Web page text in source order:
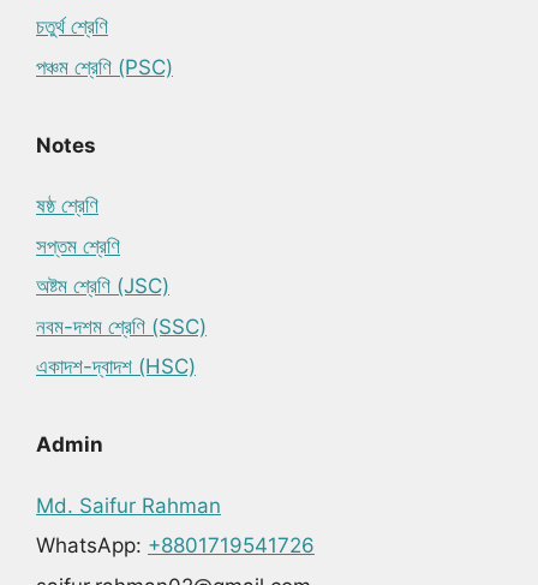
চতুর্থ শ্রেণি
পঞ্চম শ্রেণি (PSC)
Notes
ষষ্ঠ শ্রেণি
সপ্তম শ্রেণি
অষ্টম শ্রেণি (JSC)
নবম-দশম শ্রেণি (SSC)
একাদশ-দ্বাদশ (HSC)
Admin
Md. Saifur Rahman
WhatsApp: +8801719541726